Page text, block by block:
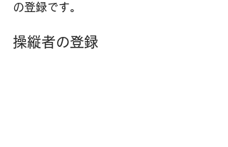
の登録です​。
操縦者の登録